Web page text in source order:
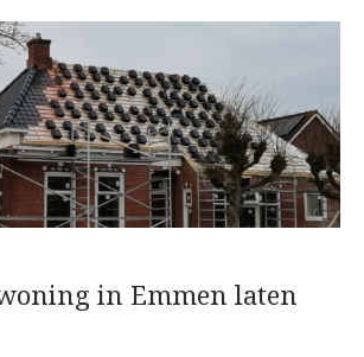
in Emmen laten